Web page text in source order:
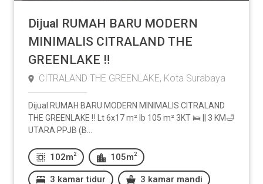
Dijual RUMAH BARU MODERN
MINIMALIS CITRALAND THE
GREENLAKE ‼️
CITRALAND THE GREENLAKE, Kota Surabaya
Dijual RUMAH BARU MODERN MINIMALIS CITRALAND
THE GREENLAKE ‼️ Lt 6x17 m² lb 105 m² 3KT 🛌 || 3 KM🛁
UTARA PPJB (B...
102m 2 105m 2
3 kamar tidur 3 kamar mandi